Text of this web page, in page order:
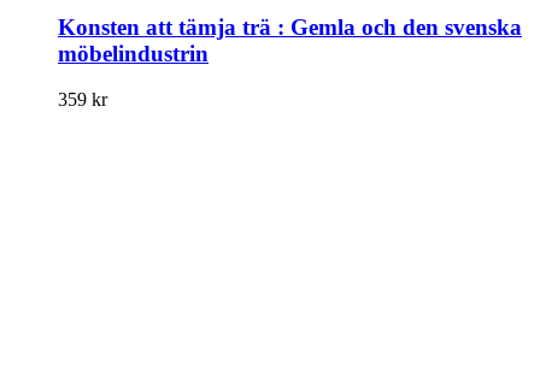
Konsten att tämja trä : Gemla och den svenska
möbelindustrin
359 kr